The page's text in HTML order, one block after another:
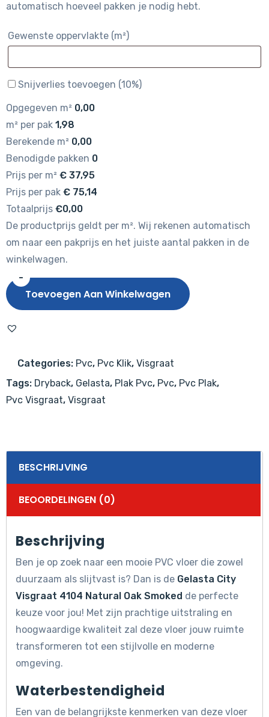
automatisch hoeveel pakken je nodig hebt.
Gewenste oppervlakte (m²)
Snijverlies toevoegen (10%)
Opgegeven m² 0,00
m² per pak 1,98
Berekende m² 0,00
Benodigde pakken 0
Prijs per m² € 37,95
Prijs per pak € 75,14
Totaalprijs €0,00
De productprijs geldt per m². Wij rekenen automatisch
om naar een pakprijs en het juiste aantal pakken in de
winkelwagen.
-
Gelasta
City
4104
Oak
Smoked
aantal
Toevoegen Aan Winkelwagen
Categories: Pvc, Pvc Klik, Visgraat
Tags: Dryback, Gelasta, Plak Pvc, Pvc, Pvc Plak,
Pvc Visgraat, Visgraat
BESCHRIJVING
BEOORDELINGEN (0)
Beschrijving
Ben je op zoek naar een mooie PVC vloer die zowel
duurzaam als slijtvast is? Dan is de Gelasta City
Visgraat 4104 Natural Oak Smoked de perfecte
keuze voor jou! Met zijn prachtige uitstraling en
hoogwaardige kwaliteit zal deze vloer jouw ruimte
transformeren tot een stijlvolle en moderne
omgeving.
Waterbestendigheid
Een van de belangrijkste kenmerken van deze vloer